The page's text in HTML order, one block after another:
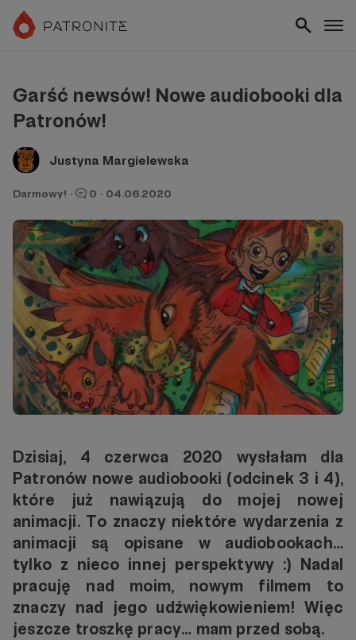
Garść newsów! Nowe audiobooki dla
Patronów!
Justyna Margielewska
Darmowy! · 0 · 04.06.2020
Dzisiaj, 4 czerwca 2020 wysłałam dla
Patronów nowe audiobooki (odcinek 3 i 4),
które już nawiązują do mojej nowej
animacji. To znaczy niektóre wydarzenia z
animacji są opisane w audiobookach…
tylko z nieco innej perspektywy :) Nadal
pracuję nad moim, nowym filmem to
znaczy nad jego udźwiękowieniem! Więc
jeszcze troszkę pracy… mam przed sobą.